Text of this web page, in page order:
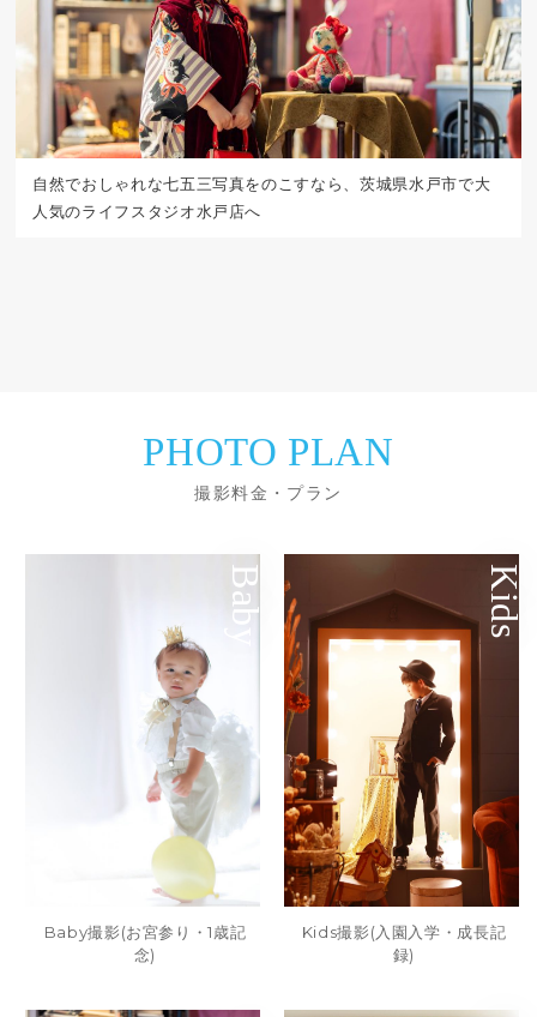
自然でおしゃれな七五三写真をのこすなら、茨城県水戸市で大
人気のライフスタジオ水戸店へ
PHOTO PLAN
撮影料金・プラン
Baby
Baby撮影(お宮参り・1歳記
念)
Kids
Kids撮影(入園入学・成長記
録)